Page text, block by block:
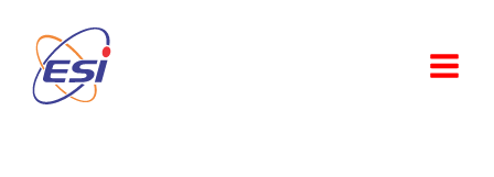
вмісту